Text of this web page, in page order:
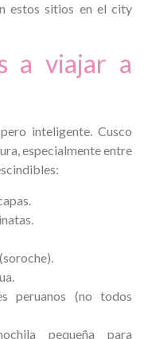
estos sitios en el city
a viajar a
inteligente. Cusco
especialmente entre
peruanos (no todos
pequeña para